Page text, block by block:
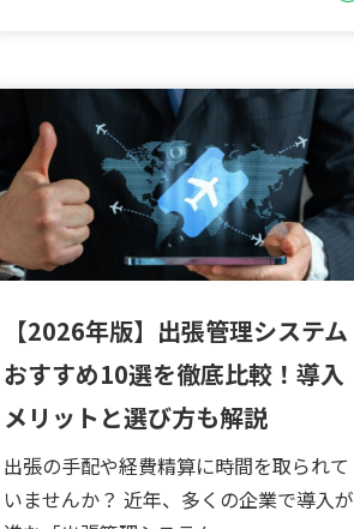
【2026年版】出張管理システム
おすすめ10選を徹底比較！導入
メリットと選び方も解説
出張の手配や経費精算に時間を取られて
いませんか？ 近年、多くの企業で導入が